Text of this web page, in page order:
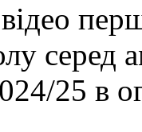
серед
25 в